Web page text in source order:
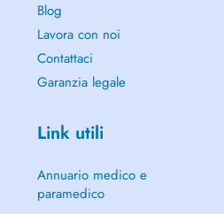
Blog
Lavora con noi
Contattaci
Garanzia legale
Link utili
Annuario medico e
paramedico